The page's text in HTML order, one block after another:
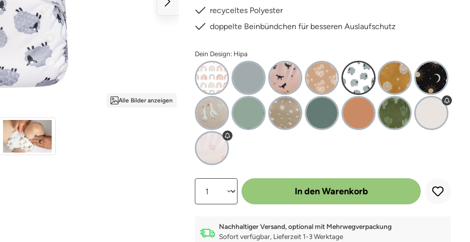
Alle Bilder anzeigen
recyceltes Polyester
doppelte Beinbündchen für besseren Auslaufschutz
Dein Design: Hipa
Produkt Anzahl: Gib den gewünschten Wert ein oder benutze die Schaltflächen um die
In den Warenkorb
Nachhaltiger Versand, optional mit Mehrwegverpackung
Sofort verfügbar, Lieferzeit 1-3 Werktage